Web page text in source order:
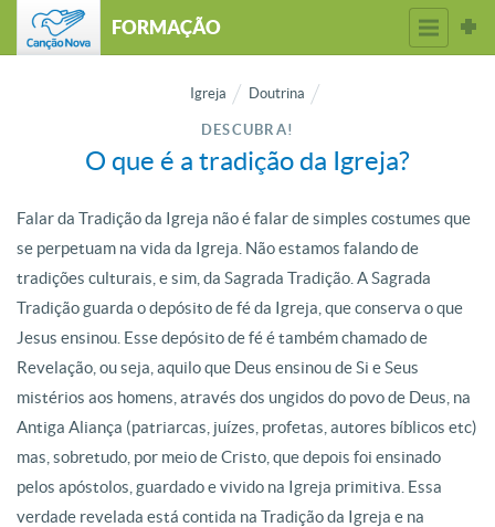
FORMAÇÃO
Igreja Doutrina
DESCUBRA!
O que é a tradição da Igreja?
Falar da Tradição da Igreja não é falar de simples costumes que
se perpetuam na vida da Igreja. Não estamos falando de
tradições culturais, e sim, da Sagrada Tradição. A Sagrada
Tradição guarda o depósito de fé da Igreja, que conserva o que
Jesus ensinou. Esse depósito de fé é também chamado de
Revelação, ou seja, aquilo que Deus ensinou de Si e Seus
mistérios aos homens, através dos ungidos do povo de Deus, na
Antiga Aliança (patriarcas, juízes, profetas, autores bíblicos etc)
mas, sobretudo, por meio de Cristo, que depois foi ensinado
pelos apóstolos, guardado e vivido na Igreja primitiva. Essa
verdade revelada está contida na Tradição da Igreja e na